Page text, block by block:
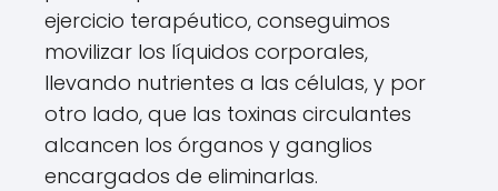
ejercicio terapéutico, conseguimos
movilizar los líquidos corporales,
llevando nutrientes a las células, y por
otro lado, que las toxinas circulantes
alcancen los órganos y ganglios
encargados de eliminarlas.